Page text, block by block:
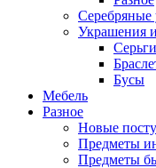
Серебряные
Украшения
Серьги
Бусы
Мебель
Разное
Новые
Предметы
Предметы